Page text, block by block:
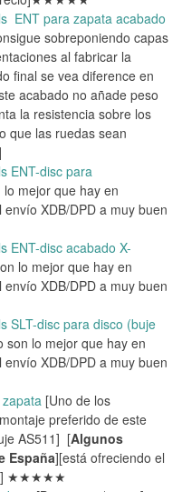
ENT para zapata acabado
sobreponiendo capas
al fabricar la
final se vea diference en
acabado no añade peso
la resistencia sobre los
que las ruedas sean
ENT-disc para
mejor que hay en
XDB/DPD a muy buen
ENT-disc acabado X-
lo mejor que hay en
XDB/DPD a muy buen
SLT-disc para disco (buje
son lo mejor que hay en
XDB/DPD a muy buen
[Uno de los
preferido de este
AS511] [Algunos
España][está ofreciendo el
] ★★★★★